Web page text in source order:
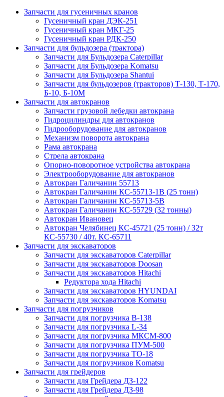
Запчасти для гусеничных кранов
Гусеничный кран ДЭК-251
Гусеничный кран МКГ-25
Гусеничный кран РДК-250
Запчасти для бульдозера (трактора)
Запчасти для Бульдозера Caterpillar
Запчасти для Бульдозера Komatsu
Запчасти для Бульдозера Shantui
Запчасти для бульдозеров (тракторов) Т-130, Т-170,
Б-10, Б-10М
Запчасти для автокранов
Запчасти грузовой лебедки автокрана
Гидроцилиндры для автокранов
Гидрооборудование для автокранов
Механизм поворота автокрана
Рама автокрана
Стрела автокрана
Опорно-поворотное устройства автокрана
Электрооборудование для автокранов
Автокран Галичанин 55713
Автокран Галичанин КС-55713-1В (25 тонн)
Автокран Галичанин КС-55713-5В
Автокран Галичанин КС-55729 (32 тонны)
Автокран Ивановец
Автокран Челябинец КС-45721 (25 тонн) / 32т
КС-55730 / 40т. КС-65711
Запчасти для экскаваторов
Запчасти для экскаваторов Caterpillar
Запчасти для экскаваторов Doosan
Запчасти для экскаваторов Hitachi
Редуктора хода Hitachi
Запчасти для экскаваторов HYUNDAI
Запчасти для экскаваторов Komatsu
Запчасти для погрузчиков
Запчасти для погрузчика B-138
Запчасти для погрузчика L-34
Запчасти для погрузчика МКСМ-800
Запчасти для погрузчика ПУМ-500
Запчасти для погрузчика ТО-18
Запчасти для погрузчиков Komatsu
Запчасти для грейдеров
Запчасти для Грейдера ДЗ-122
Запчасти для Грейдера ДЗ-98